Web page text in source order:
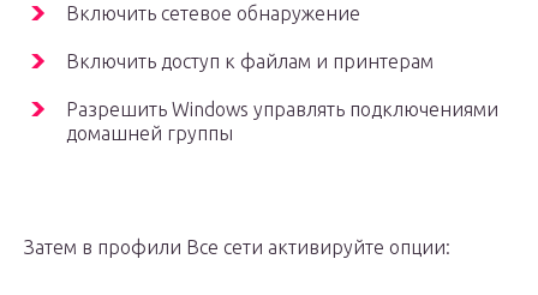
Включить сетевое обнаружение
Включить доступ к файлам и принтерам
Разрешить Windows управлять подключениями
домашней группы
Затем в профили Все сети активируйте опции: